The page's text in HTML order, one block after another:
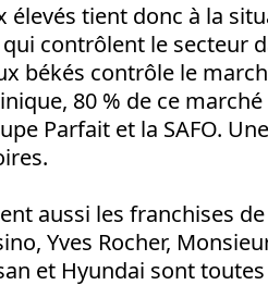
élevés tient donc à la
contrôlent le secteur
békés contrôle le
80 % de ce
Parfait et la SAFO.
aussi les franchises
Yves Rocher,
et Hyundai sont